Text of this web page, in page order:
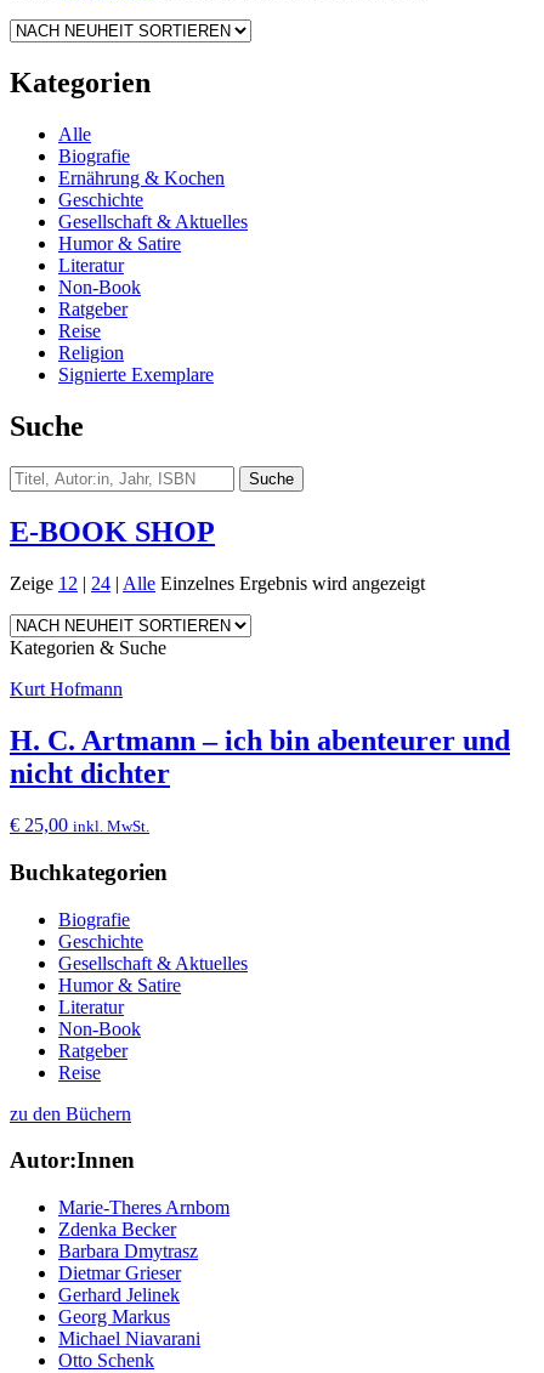
Kategorien
Alle
Biografie
Ernährung & Kochen
Geschichte
Gesellschaft & Aktuelles
Humor & Satire
Literatur
Non-Book
Ratgeber
Reise
Religion
Signierte Exemplare
Suche
E-BOOK SHOP
Zeige 12 | 24 | Alle Einzelnes Ergebnis wird angezeigt
Kategorien & Suche
Kurt Hofmann
H. C. Artmann – ich bin abenteurer und
nicht dichter
€ 25,00 inkl. MwSt.
Buchkategorien
Biografie
Geschichte
Gesellschaft & Aktuelles
Humor & Satire
Literatur
Non-Book
Ratgeber
Reise
zu den Büchern
Autor:Innen
Marie-Theres Arnbom
Zdenka Becker
Barbara Dmytrasz
Dietmar Grieser
Gerhard Jelinek
Georg Markus
Michael Niavarani
Otto Schenk